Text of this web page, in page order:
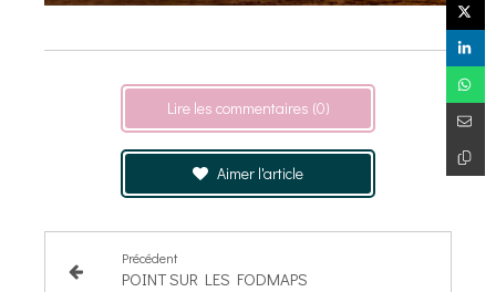
Lire les commentaires (0)
Aimer l'article
Précédent
POINT SUR LES FODMAPS